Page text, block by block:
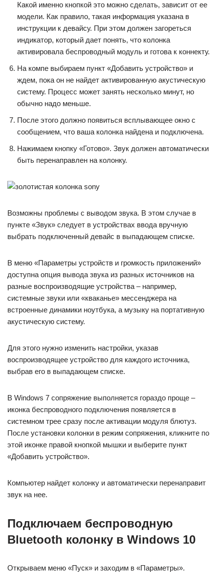
Какой именно кнопкой это можно сделать, зависит от ее
модели. Как правило, такая информация указана в
инструкции к девайсу. При этом должен загореться
индикатор, который дает понять, что колонка
активировала беспроводный модуль и готова к коннекту.
На компе выбираем пункт «Добавить устройство» и
ждем, пока он не найдет активированную акустическую
систему. Процесс может занять несколько минут, но
обычно надо меньше.
После этого должно появиться всплывающее окно с
сообщением, что ваша колонка найдена и подключена.
Нажимаем кнопку «Готово». Звук должен автоматически
быть перенаправлен на колонку.
Возможны проблемы с выводом звука. В этом случае в
пункте «Звук» следует в устройствах ввода вручную
выбрать подключенный девайс в выпадающем списке.
В меню «Параметры устройств и громкость приложений»
доступна опция вывода звука из разных источников на
разные воспроизводящие устройства – например,
системные звуки или «кваканье» мессенджера на
встроенные динамики ноутбука, а музыку на портативную
акустическую систему.
Для этого нужно изменить настройки, указав
воспроизводящее устройство для каждого источника,
выбрав его в выпадающем списке.
В Windows 7 сопряжение выполняется гораздо проще –
иконка беспроводного подключения появляется в
системном трее сразу после активации модуля блютуз.
После установки колонки в режим сопряжения, кликните по
этой иконке правой кнопкой мышки и выберите пункт
«Добавить устройство».
Компьютер найдет колонку и автоматически перенаправит
звук на нее.
Подключаем беспроводную
Bluetooth колонку в Windows 10
Открываем меню «Пуск» и заходим в «Параметры».